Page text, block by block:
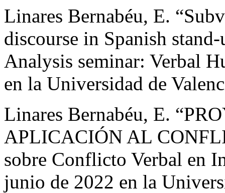
Linares Bernabéu, E.
discourse in Spanish
Analysis seminar: Verbal
en la Universidad de
Linares Bernabéu, E.
APLICACIÓN AL
sobre Conflicto Verbal en
junio de 2022 en la